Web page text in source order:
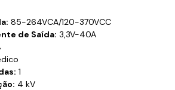
85-264VCA/120-370VCC
de Saída: 3,3V-40A
1
4 kV